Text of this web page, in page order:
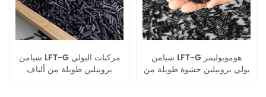
شيامن LFT-G مركبات البولي
بروبيلين طويلة من ألياف
شيامن LFT-G هوموبوليمر
بولي بروبيلين حشوة طويلة من